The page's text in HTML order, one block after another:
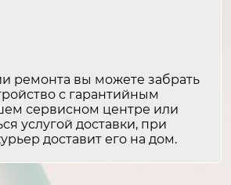
ремонта вы можете забрать
с гарантийным
сервисном центре или
услугой доставки, при
доставит его на дом.